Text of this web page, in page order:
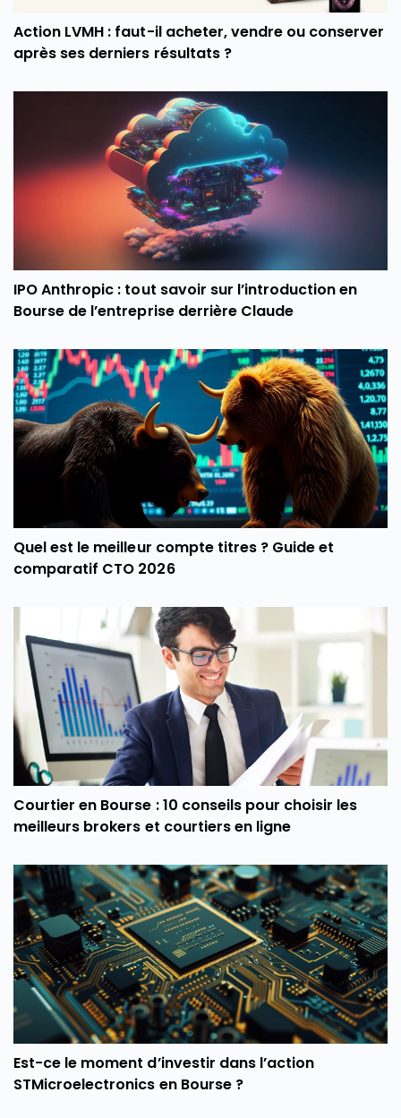
Action LVMH : faut-il acheter, vendre ou conserver
après ses derniers résultats ?
IPO Anthropic : tout savoir sur l’introduction en
Bourse de l’entreprise derrière Claude
Quel est le meilleur compte titres ? Guide et
comparatif CTO 2026
Courtier en Bourse : 10 conseils pour choisir les
meilleurs brokers et courtiers en ligne
Est-ce le moment d’investir dans l’action
STMicroelectronics en Bourse ?